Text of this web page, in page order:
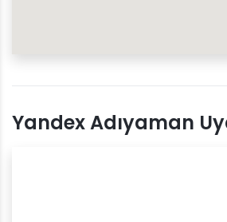
Yandex Adıyaman